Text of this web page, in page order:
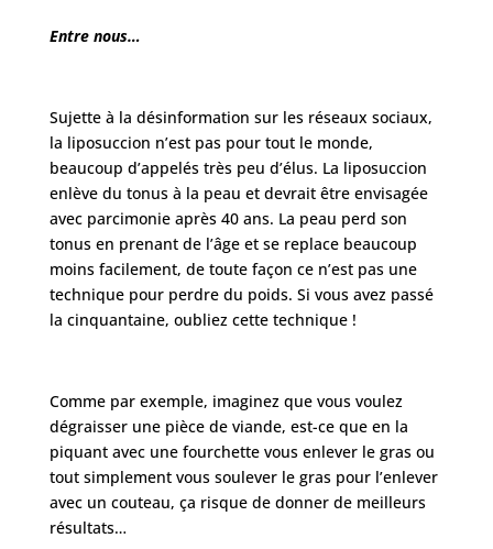
Entre nous…
Sujette à la désinformation sur les réseaux sociaux,
la liposuccion n’est pas pour tout le monde,
beaucoup d’appelés très peu d’élus. La liposuccion
enlève du tonus à la peau et devrait être envisagée
avec parcimonie après 40 ans. La peau perd son
tonus en prenant de l’âge et se replace beaucoup
moins facilement, de toute façon ce n’est pas une
technique pour perdre du poids. Si vous avez passé
la cinquantaine, oubliez cette technique !
Comme par exemple, imaginez que vous voulez
dégraisser une pièce de viande, est-ce que en la
piquant avec une fourchette vous enlever le gras ou
tout simplement vous soulever le gras pour l’enlever
avec un couteau, ça risque de donner de meilleurs
résultats…